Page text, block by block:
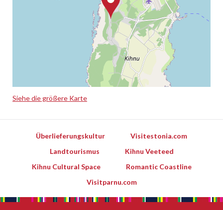
Siehe die größere Karte
Überlieferungskultur
Visitestonia.com
Landtourismus
Kihnu Veeteed
Kihnu Cultural Space
Romantic Coastline
Visitparnu.com